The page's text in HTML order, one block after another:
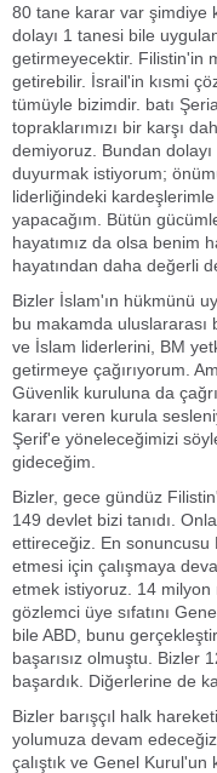
80 tane karar var şimdiye
dolayı 1 tanesi bile
getirmeyecektir. Filistin'in
getirebilir. İsrail'in kısmi
tümüyle bizimdir. batı
topraklarımızı bir karşı
demiyoruz. Bundan
duyurmak istiyorum;
liderliğindeki
yapacağım. Bütün
hayatımız da olsa benim
hayatından daha değerli
Bizler İslam'ın hükmünü
bu makamda
ve İslam liderlerini, BM
getirmeye çağırıyorum.
Güvenlik kuruluna da
kararı veren kurula
Şerif'e yöneleceğimizi
gideceğim.
Bizler, gece gündüz
149 devlet bizi tanıdı.
ettireceğiz. En sonuncusu
etmesi için çalışmaya
etmek istiyoruz. 14 milyon
gözlemci üye sıfatını
bile ABD, bunu
başarısız olmuştu. Bizler
başardık. Diğerlerine de
Bizler barışçıl halk
yolumuza devam
çalıştık ve Genel Kurul'un